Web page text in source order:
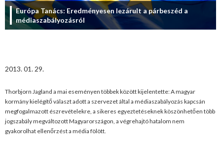
Európa Tanács: Eredményesen lezárult a párbeszéd a
médiaszabályozásról
2013. 01. 29.
Thorbjorn Jagland a mai eseményen többek között kijelentette: A magyar
kormány kielégítő választ adott a szervezet által a médiaszabályozás kapcsán
megfogalmazott észrevételekre, a sikeres egyeztetéseknek köszönhetően több
jogszabály megváltozott Magyarországon, a végrehajtó hatalom nem
gyakorolhat ellenőrzést a média fölött.